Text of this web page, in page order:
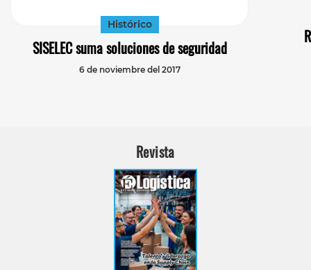
Histórico
SISELEC suma soluciones de seguridad
6 de noviembre del 2017
Revista